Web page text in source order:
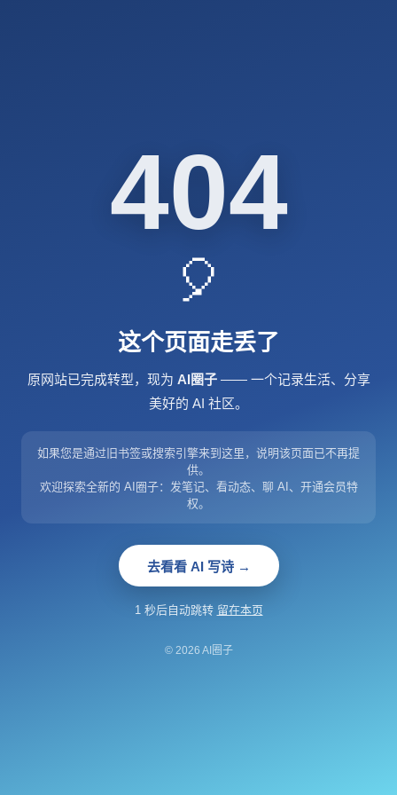
404
🎈
这个页面走丢了
原网站已完成转型，现为 AI圈子—— 一个记录生活、分享
美好的 AI 社区。
如果您是通过旧书签或搜索引擎来到这里，说明该页面已不再提
供。
欢迎探索全新的 AI圈子：发笔记、看动态、聊 AI、开通会员特
权。
去看看 AI 写诗 →
1 秒后自动跳转 留在本页
© 2026 AI圈子